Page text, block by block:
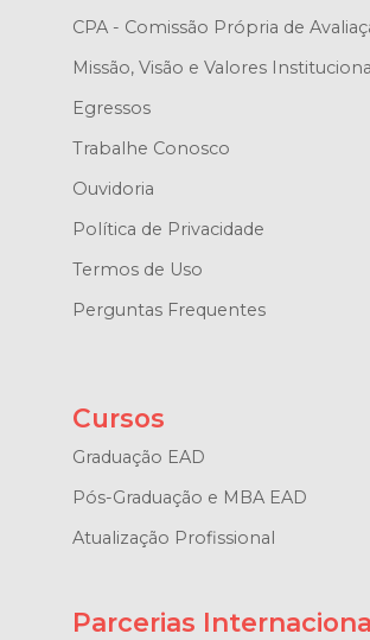
CPA - Comissão Própria de
Missão, Visão e Valores
Egressos
Trabalhe Conosco
Ouvidoria
Política de Privacidade
Termos de Uso
Perguntas Frequentes
Cursos
Graduação EAD
Pós-Graduação e MBA EAD
Atualização Profissional
Parcerias